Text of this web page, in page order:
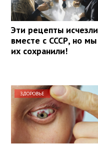
Эти рецепты исчезли
вместе с СССР, но мы
их сохранили!
ЗДОРОВЬЕ